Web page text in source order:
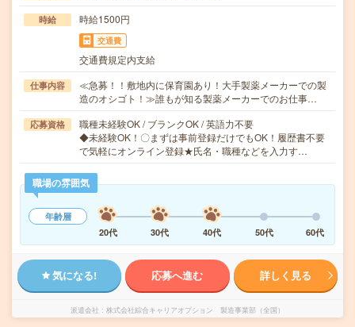
時給 時給1500円
交通費
交通費規定内支給
仕事内容
≪急募！！敷地内に保育園あり！大手製薬メーカーでの製
造のオシゴト！≫誰もが知る製薬メーカーでのお仕事…
応募資格
職種未経験OK / ブランクOK / 英語力不要
◆未経験OK！〇まずは事前登録だけでもOK！履歴書不要
で気軽にオンライン登録★氏名・職種などを入力す…
職場の雰囲気
年齢層
20代
30代 40代 50代 60代
気になる! 応募へ進む 詳しく見る
派遣会社 株式会社綜合キャリアオプション 製造事業部（全国）